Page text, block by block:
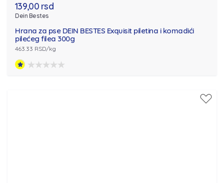
139,00 rsd
Dein Bestes
Hrana za pse DEIN BESTES Exquisit piletina i komadići
pilećeg filea 300g
463.33 RSD/kg